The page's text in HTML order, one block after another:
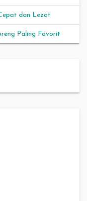
dan Lezat
Paling Favorit